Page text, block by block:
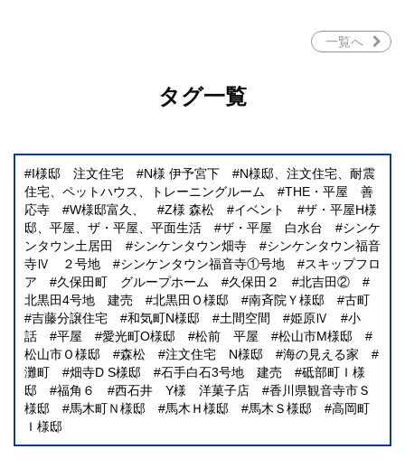
一覧へ
タグ一覧
I様邸 注文住宅 N様 伊予宮下
N様邸、注文住宅、耐震
住宅、ペットハウス、トレーニングルーム
THE・平屋 善
応寺
W様邸富久、 Z様 森松 イベント
ザ・平屋H様
邸、平屋、ザ・平屋、平面生活
ザ・平屋 白水台
シンケ
ンタウン土居田
シンケンタウン畑寺
シンケンタウン福音
寺Ⅳ ２号地
シンケンタウン福音寺①号地
スキップフロ
ア
久保田町 グループホーム 久保田２
北吉田②
北黒田4号地 建売
北黒田Ｏ様邸 南斉院Ｙ様邸
古町
吉藤分譲住宅
和気町N様邸 土間空間 姫原Ⅳ
小
話
平屋 愛光町O様邸 松前 平屋
松山市M様邸
松山市Ｏ様邸
森松 注文住宅 N様邸
海の見える家
灘町
畑寺D S様邸 石手白石3号地 建売
砥部町Ｉ様
邸
福角６ 西石井 Y様 洋菓子店
香川県観音寺市Ｓ
様邸
馬木町Ｎ様邸 馬木Ｈ様邸 馬木Ｓ様邸
高岡町
Ｉ様邸